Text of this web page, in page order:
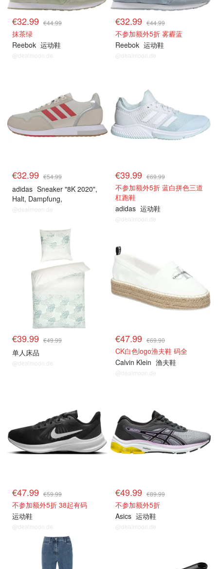
€32.99 €44.99
抹茶绿
Reebok 运动鞋
@dealmoon.de
€32.99 €44.99
不参加额外5折 雾霾蓝
Reebok 运动鞋
@dealmoon.de
€32.99 €54.99
adidas Sneaker "8K 2020",
Halt, Dampfung,
Tragekomfort, fur Damen,
@dealmoon.de
€39.99 €69.99
不参加额外5折 蓝白拼色三道
杠跑鞋
adidas 运动鞋
@dealmoon.de
€39.99 €49.99
单人床品
@dealmoon.de
€47.99 €69.90
CK白色logo渔夫鞋 码全
Calvin Klein 渔夫鞋
@dealmoon.de
€47.99 €59.99
不参加额外5折 38起有码
运动鞋
@dealmoon.de
€49.99 €89.99
不参加额外5折
Asics 运动鞋
@dealmoon.de